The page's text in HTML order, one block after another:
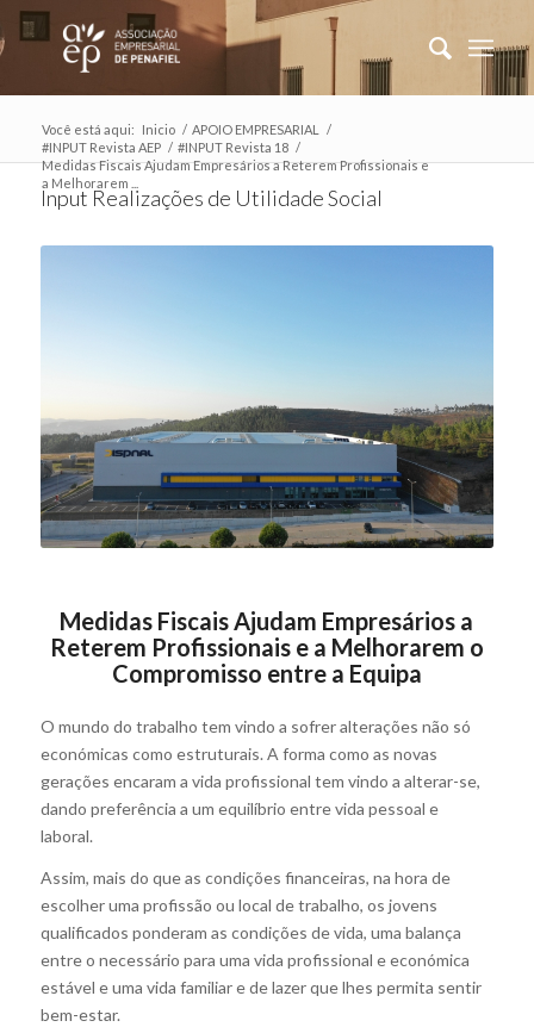
Você está aqui: Inicio / APOIO EMPRESARIAL
/
#INPUT Revista AEP / #INPUT Revista 18 /
Medidas Fiscais Ajudam Empresários a Reterem Profissionais e
a Melhorarem ...
Input Realizações de Utilidade Social
Medidas Fiscais Ajudam Empresários a
Reterem Profissionais e a Melhorarem o
Compromisso entre a Equipa
O mundo do trabalho tem vindo a sofrer alterações não só
económicas como estruturais. A forma como as novas
gerações encaram a vida profissional tem vindo a alterar-se,
dando preferência a um equilíbrio entre vida pessoal e
laboral.
Assim, mais do que as condições financeiras, na hora de
escolher uma profissão ou local de trabalho, os jovens
qualificados ponderam as condições de vida, uma balança
entre o necessário para uma vida profissional e económica
estável e uma vida familiar e de lazer que lhes permita sentir
bem-estar.